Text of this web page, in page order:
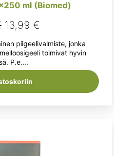
ml (Biomed)
Alkuperäinen
hinta
oli:
17,50 €.
13,99 €Nykyinen
hinta
on:
13,99 €.
piigeelivalmiste, jonka
toimivat hyvin
P.e....